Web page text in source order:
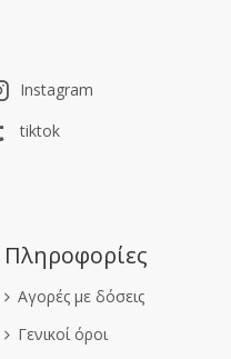
Instagram
tiktok
Πληροφορίες
Αγορές με δόσεις
Γενικοί όροι